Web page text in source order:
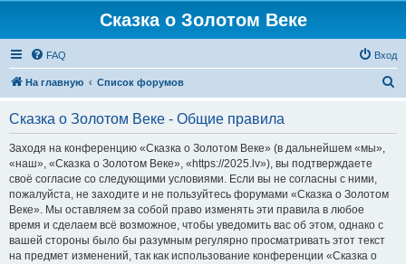
Сказка о Золотом Веке
FAQ Вход
На главную Список форумов
Сказка о Золотом Веке - Общие правила
Заходя на конференцию «Сказка о Золотом Веке» (в дальнейшем «мы»,
«наш», «Сказка о Золотом Веке», «https://2025.lv»), вы подтверждаете
своё согласие со следующими условиями. Если вы не согласны с ними,
пожалуйста, не заходите и не пользуйтесь форумами «Сказка о Золотом
Веке». Мы оставляем за собой право изменять эти правила в любое
время и сделаем всё возможное, чтобы уведомить вас об этом, однако с
вашей стороны было бы разумным регулярно просматривать этот текст
на предмет изменений, так как использование конференции «Сказка о